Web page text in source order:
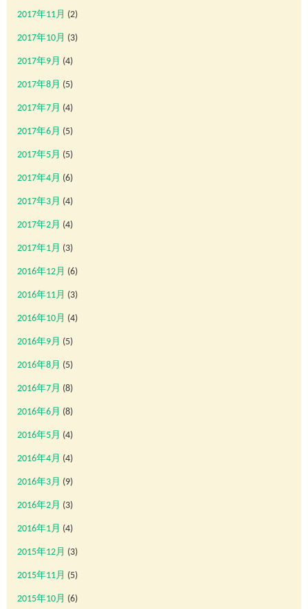
2017年11月 (2)
2017年10月 (3)
2017年9月 (4)
2017年8月 (5)
2017年7月 (4)
2017年6月 (5)
2017年5月 (5)
2017年4月 (6)
2017年3月 (4)
2017年2月 (4)
2017年1月 (3)
2016年12月 (6)
2016年11月 (3)
2016年10月 (4)
2016年9月 (5)
2016年8月 (5)
2016年7月 (8)
2016年6月 (8)
2016年5月 (4)
2016年4月 (4)
2016年3月 (9)
2016年2月 (3)
2016年1月 (4)
2015年12月 (3)
2015年11月 (5)
2015年10月 (6)